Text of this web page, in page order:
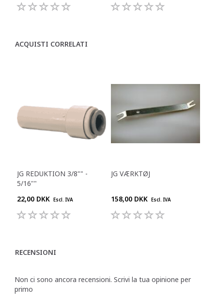
ACQUISTI CORRELATI
JG REDUKTION 3/8"" -
5/16""
22,00 DKK Escl. IVA
JG VÆRKTØJ
158,00 DKK Escl. IVA
RECENSIONI
Non ci sono ancora recensioni. Scrivi la tua opinione per
primo